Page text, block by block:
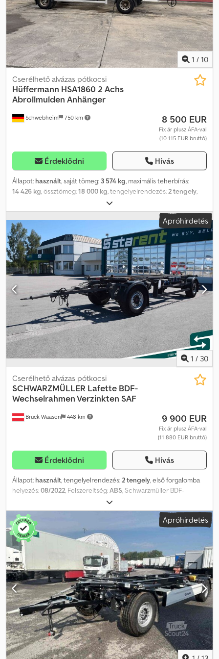
1 / 10
Schwebheim 750 km
Cserélhető alvázas pótkocsi
Hüffermann HSA1860 2 Achs
Abrollmulden Anhänger
8 500 EUR
Fix ár plusz ÁFA-val
(10 115 EUR bruttó)
Érdeklődni Hívás
Állapot: használt, saját tömeg: 3 574 kg, maximális teherbírás:
14 426 kg, össztömeg:18 000 kg, tengelyelrendezés:2 tengely,
05/2000
abroncs méret:265/70R19,5 143/141J, szín:egyéb, hajtástípus:
egyéb, első gumi méret:265/70R19,5 143/141J, hátsó
gumiabroncs méret:265/70R19,5 143/141J, vezetőfülke:egyéb,
kibocsátási osztály:nincs, Felszereltség:ABS, sűrített levegős fék,
hátul lehajtható aláfutásgátlóval, -- Nyomdai hibák, tévedések és
változtatások jogát fenntartjuk, mintaképek -- További adatok: !,
További részletek: ! Dodpfxozrqg No Afaokr
Apróhirdetés
1 / 30
Bruck-Waasen 448 km
Cserélhető alvázas pótkocsi
SCHWARZMÜLLER Lafette BDF-
Wechselrahmen Verzinkten SAF
9 900 EUR
Fix ár plusz ÁFA-val
(11 880 EUR bruttó)
Érdeklődni Hívás
Állapot: használt, tengelyelrendezés:2 tengely, első forgalomba
helyezés:08/2022, Felszereltség:ABS, Schwarzmüller BDF-
rendszáras alváz – cserélhető keret, horganyzott, SAF Minden egy
pillantással: · Első regisztráció: 2022.08.04. · Szín: Horganyzott · Saját
tömeg: 2570 kg · Gumiabroncsok: 385/65 R 22,5 · Megjegyzés: 1 db
azonnal rendelkezésre áll Különfelszereltség: · BDF – cserélhető
keret · Horganyzott váz · SAF – tengelyek (9 tonna) · Állítható
vonókar (40 cm) · 4 db görgő · Pótkerektartó · 1 db pótkerek · 2 db
tűzoltó tartó, tűzoltóval · 2 db ék · 2 db LED – tolatólámpa · Teljes
légrugózás · ADR – tábla Standard felszereltség: · Alvázvédelem ·
Emelő- és süllyesztőszelep · ABS · Légrugózás · Tárcsafékek A
hibák, nyomdai hibák és a köztes értékesítés jogát fenntartjuk. Az
eladó fenntartja a jogot, hogy az értékesítéstől elálljon. Szerzői
jog: A hirdetésben található összes szöveg, kép és videó a
STARENT Truck & Trailer GmbH szerzői jogának alá van vetve.
Bármilyen felhasználás, sokszorosítás vagy továbbadás – akár
részlegesen is – kifejezett, írásos engedély nélkül nem
megengedett. _____ Belső azonosító a megkeresésekhez:
Apróhirdetés